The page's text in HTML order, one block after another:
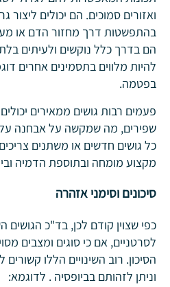
ואזורים סמוכים. הם יכולים ליצור
בהתפשטות דרך מחזור הדם או
הם בדרך כלל נוקשים ולעיתים
להיות מלווים בתסמינים אחרים
בפטמה.
פעמים רבות גושים ממאירים
שפירים, מה שמקשה על אבחנה
כל גושים חדשים או משתנים
מקצוע מומחה ובתוספת הדמיה
סיכונים וסימני אזהרה
כפי שצוין קודם לכן, בד"כ הגושים
לסרטניים, אם כי סוגים ומצבים
הסיכון. רוב השינויים הללו
וניתן לזהותם בביופסיה . לדוגמא: